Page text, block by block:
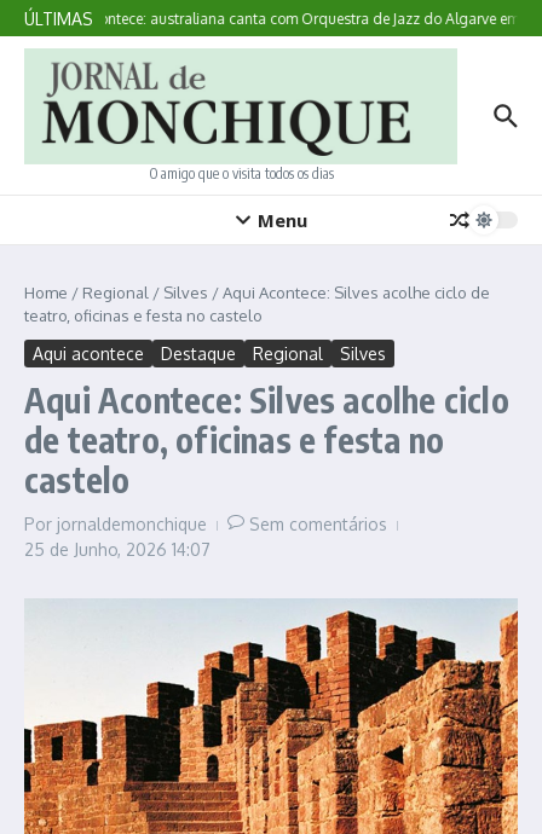
Ir para o conteúdo
ÚLTIMAS
Aqui Acontece: australiana canta com Orquestra de Jazz do Algarve em
O amigo que o visita todos os dias
Menu
Home / Regional / Silves /Aqui Acontece: Silves acolhe ciclo de
teatro, oficinas e festa no castelo
Aqui acontece Destaque Regional Silves
Aqui Acontece: Silves acolhe ciclo
de teatro, oficinas e festa no
castelo
Por jornaldemonchique
Sem comentários
25 de Junho, 2026 14:07